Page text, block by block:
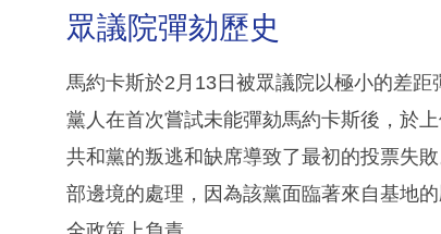
眾議院彈劾歷史
馬約卡斯於2月13日被眾議院以極小的差
黨人在首次嘗試未能彈劾馬約卡斯後，於
共和黨的叛逃和缺席導致了最初的投票失
部邊境的處理，因為該黨面臨著來自基地